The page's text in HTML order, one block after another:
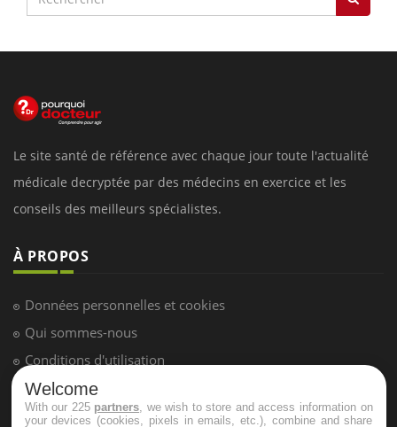
Le site santé de référence avec chaque jour toute l'actualité
médicale decryptée par des médecins en exercice et les
conseils des meilleurs spécialistes.
À PROPOS
Données personnelles et cookies
Qui sommes-nous
Conditions d'utilisation
Plan du site
Mentions Légales
Welcome
With our 225 partners , we wish to store and access information on
your devices (cookies, pixels in emails, etc.), combine and share